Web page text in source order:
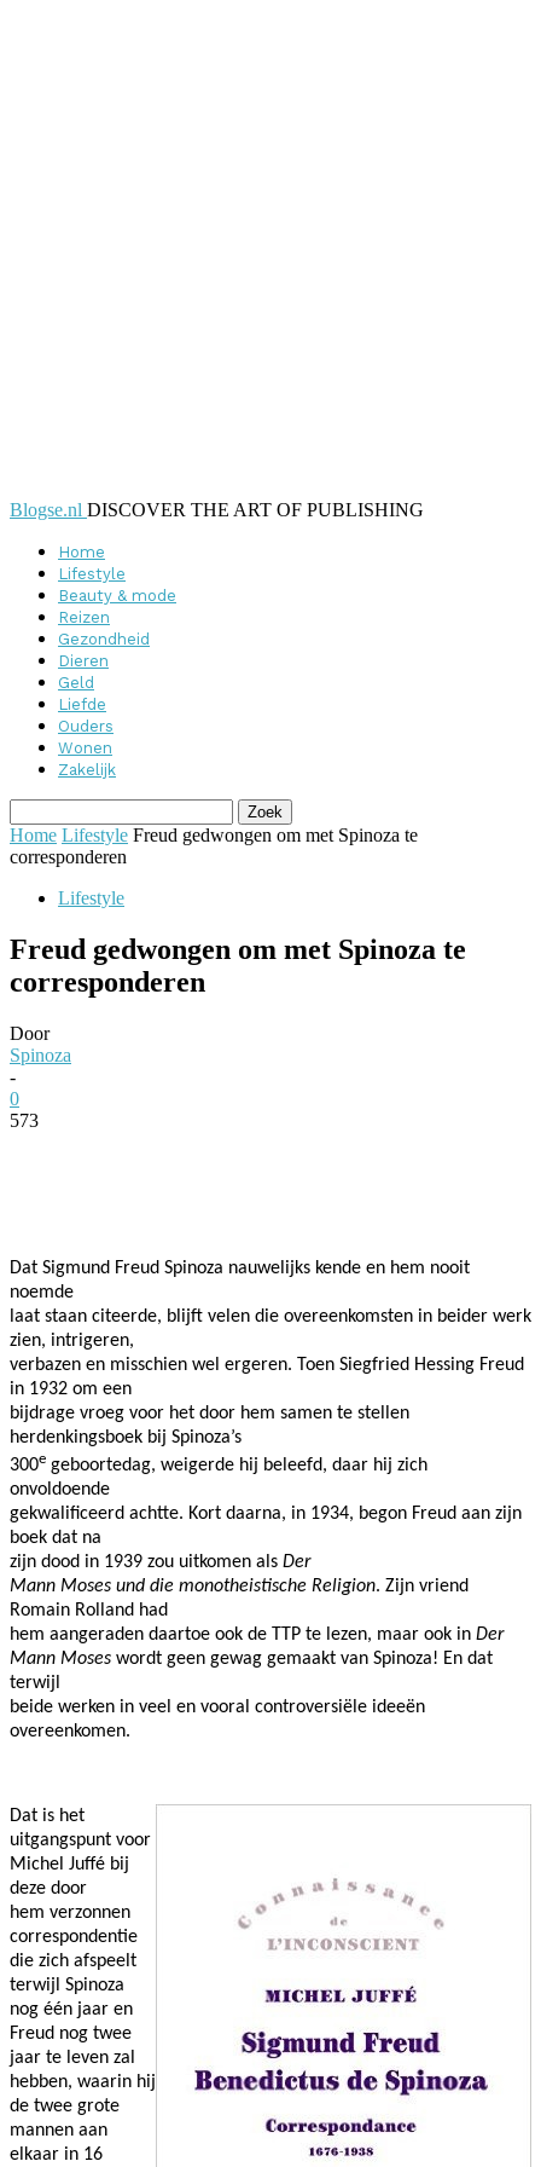
Blogse.nl DISCOVER THE ART OF PUBLISHING
Home
Lifestyle
Beauty & mode
Reizen
Gezondheid
Dieren
Geld
Liefde
Ouders
Wonen
Zakelijk
Home Lifestyle Freud gedwongen om met Spinoza te
corresponderen
Lifestyle
Freud gedwongen om met Spinoza te
corresponderen
Door
Spinoza
-
0
573
Dat Sigmund Freud Spinoza nauwelijks kende en hem nooit
noemde
laat staan citeerde, blijft velen die overeenkomsten in beider werk
zien, intrigeren,
verbazen en misschien wel ergeren. Toen Siegfried Hessing Freud
in 1932 om een
bijdrage vroeg voor het door hem samen te stellen
herdenkingsboek bij Spinoza’s
300e geboortedag, weigerde hij beleefd, daar hij zich
onvoldoende
gekwalificeerd achtte. Kort daarna, in 1934, begon Freud aan zijn
boek dat na
zijn dood in 1939 zou uitkomen als Der
Mann Moses und die monotheistische Religion. Zijn vriend
Romain Rolland had
hem aangeraden daartoe ook de TTP te lezen, maar ook in Der
Mann Moses wordt geen gewag gemaakt van Spinoza! En dat
terwijl
beide werken in veel en vooral controversiële ideeën
overeenkomen.
Dat is het
uitgangspunt voor
Michel Juffé bij
deze door
hem verzonnen
correspondentie
die zich afspeelt
terwijl Spinoza
nog één jaar en
Freud nog twee
jaar te leven zal
hebben, waarin hij
de twee grote
mannen aan
elkaar in 16